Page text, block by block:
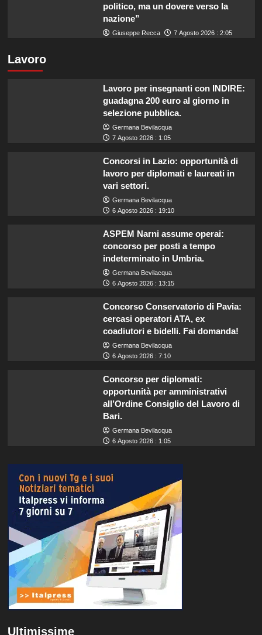
politico, ma un dovere verso la
nazione”
Giuseppe Recca 7 Agosto 2026 : 2:05
Lavoro
Lavoro per insegnanti con INDIRE:
guadagna 200 euro al giorno in
selezione pubblica.
Germana Bevilacqua
7 Agosto 2026 : 1:05
Concorsi in Lazio: opportunità di
lavoro per diplomati e laureati in
vari settori.
Germana Bevilacqua
6 Agosto 2026 : 19:10
ASPEM Narni assume operai:
concorso per posti a tempo
indeterminato in Umbria.
Germana Bevilacqua
6 Agosto 2026 : 13:15
Concorso Conservatorio di Pavia:
cercasi operatori ATA, ex
coadiutori e bidelli. Fai domanda!
Germana Bevilacqua
6 Agosto 2026 : 7:10
Concorso per diplomati:
opportunità per amministrativi
all’Ordine Consiglio del Lavoro di
Bari.
Germana Bevilacqua
6 Agosto 2026 : 1:05
Ultimissime